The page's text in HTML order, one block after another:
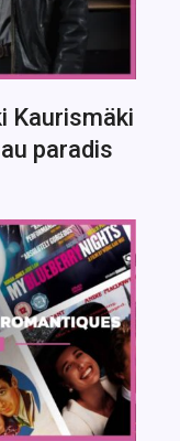
Kaurismäki
paradis